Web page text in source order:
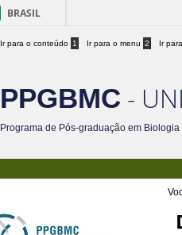
BRASIL
Ir para o conteúdo 1 Ir para o menu 2 Ir
PPGBMC -
Programa de Pós-graduação em